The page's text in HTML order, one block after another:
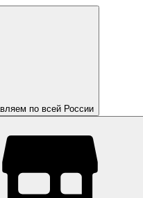
по всей России